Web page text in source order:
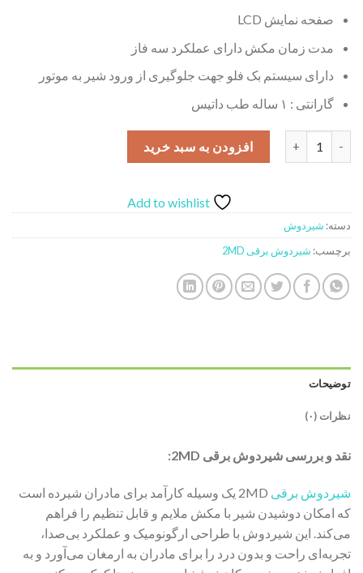
صفحه نمایش LCD
مدت زمان مکش دارای عملکرد سه فاز
دارای سیستم بک فلو جهت جلوگیری از ورود شیر به موتور
گارانتی : ۱ ساله طب داتیس
افزودن به سبد خرید
Add to wishlist
دسته: شیردوش
برچسب: شیردوش برقی 2MD
توضیحات
نظرات (۰)
نقد و بررسی شیردوش برقی 2MD:
شیردوش برقی
2MD یک وسیله کارآمد برای مادران شیرده است
که امکان دوشیدن شیر با مکش ملایم و قابل تنظیم را فراهم
می‌کند. این شیردوش با طراحی ارگونومیک و عملکرد بی‌صدا،
تجربه‌ای راحت و بدون درد را برای مادران به ارمغان می‌آورد و به